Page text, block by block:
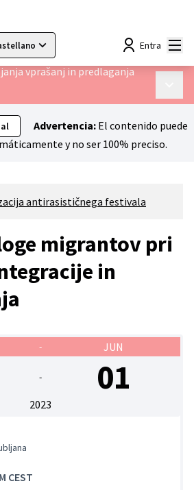
wählenChoose language Choisir la langue
Entra
vprašanj in predlaganja
Advertencia: El contenido puede
y no ser 100% preciso.
antirasističnega festivala
migrantov pri
in
- JUN
- 01
2023
CEST